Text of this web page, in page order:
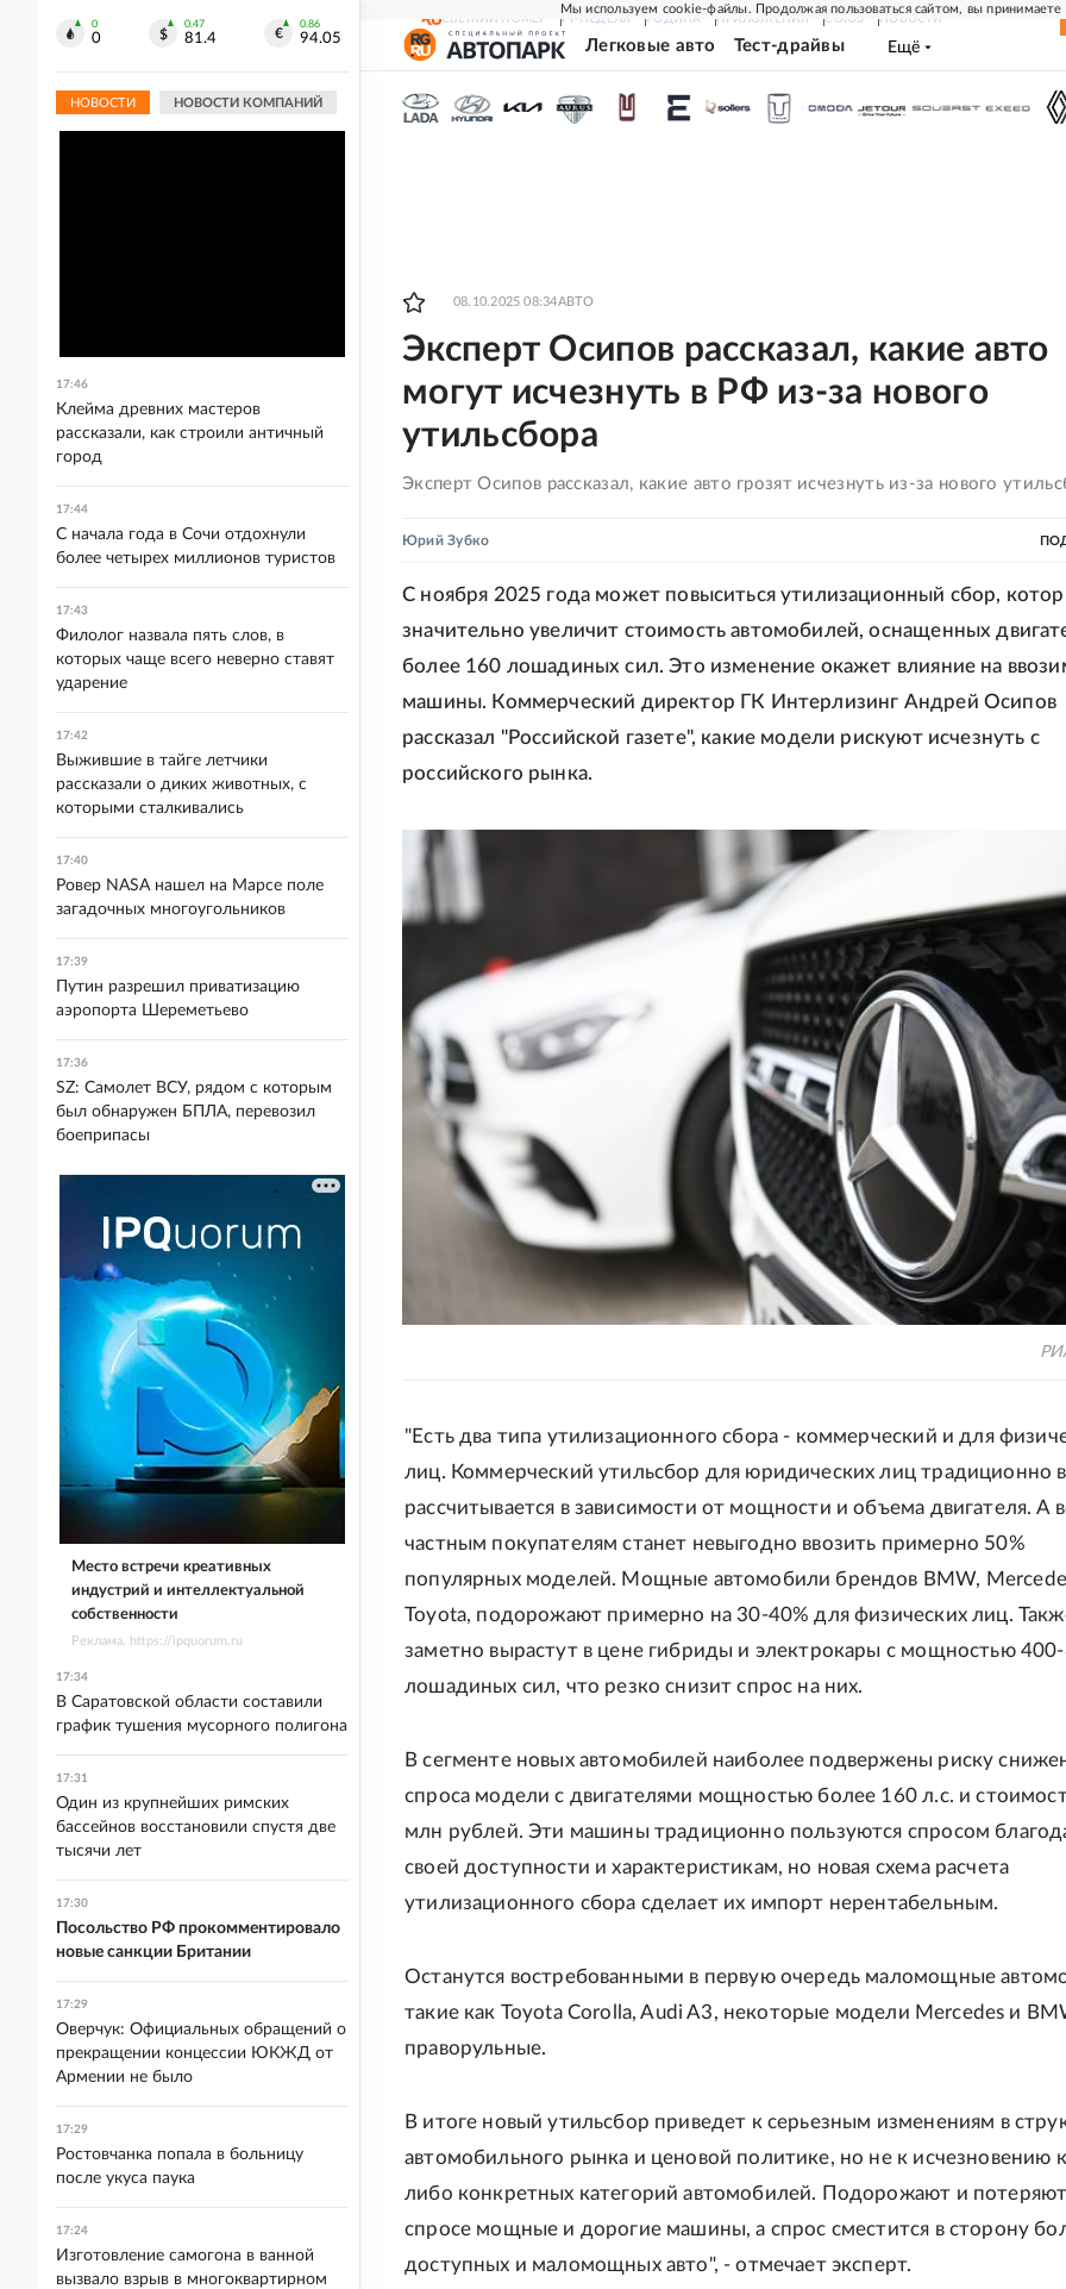
Мы используем cookie-файлы. Продолжая пользоваться сайтом, вы принимаете
СВЕЖИЙ НОМЕР РГ-НЕДЕЛЯ РОДИНА ПРИЛОЖЕНИЯ СОЮЗ НОВОСТИ
Легковые авто Тест-драйвы Ещё
08.10.2025 08:34АВТО
Эксперт Осипов рассказал, какие авто
могут исчезнуть в РФ из-за нового
утильсбора
Эксперт Осипов рассказал, какие авто грозят исчезнуть из-за нового
Юрий Зубко
С ноября 2025 года может повыситься утилизационный сбор,
значительно увеличит стоимость автомобилей, оснащенных
более 160 лошадиных сил. Это изменение окажет влияние на
машины. Коммерческий директор ГК Интерлизинг Андрей Осипов
рассказал "Российской газете", какие модели рискуют исчезнуть с
российского рынка.
"Есть два типа утилизационного сбора - коммерческий и для
лиц. Коммерческий утильсбор для юридических лиц традиционно
рассчитывается в зависимости от мощности и объема двигателя. А
частным покупателям станет невыгодно ввозить примерно 50%
популярных моделей. Мощные автомобили брендов BMW,
Toyota, подорожают примерно на 30-40% для физических лиц.
заметно вырастут в цене гибриды и электрокары с мощностью
лошадиных сил, что резко снизит спрос на них.
В сегменте новых автомобилей наиболее подвержены риску
спроса модели с двигателями мощностью более 160 л.с. и
млн рублей. Эти машины традиционно пользуются спросом
своей доступности и характеристикам, но новая схема расчета
утилизационного сбора сделает их импорт нерентабельным.
Останутся востребованными в первую очередь маломощные
такие как Toyota Corolla, Audi A3, некоторые модели Mercedes и
праворульные.
В итоге новый утильсбор приведет к серьезным изменениям в
автомобильного рынка и ценовой политике, но не к исчезновению
либо конкретных категорий автомобилей. Подорожают и
спросе мощные и дорогие машины, а спрос сместится в сторону
доступных и маломощных авто", - отмечает эксперт.
0
0
0.47
81.4
0.86
94.05
НОВОСТИ НОВОСТИ КОМПАНИЙ
17:46
Клейма древних мастеров
рассказали, как строили античный
город
17:44
С начала года в Сочи отдохнули
более четырех миллионов туристов
17:43
Филолог назвала пять слов, в
которых чаще всего неверно ставят
ударение
17:42
Выжившие в тайге летчики
рассказали о диких животных, с
которыми сталкивались
17:40
Ровер NASA нашел на Марсе поле
загадочных многоугольников
17:39
Путин разрешил приватизацию
аэропорта Шереметьево
17:36
SZ: Самолет ВСУ, рядом с которым
был обнаружен БПЛА, перевозил
боеприпасы
Место встречи креативных
индустрий и интеллектуальной
собственности
Реклама. https://ipquorum.ru
17:34
В Саратовской области составили
график тушения мусорного полигона
17:31
Один из крупнейших римских
бассейнов восстановили спустя две
тысячи лет
17:30
Посольство РФ прокомментировало
новые санкции Британии
17:29
Оверчук: Официальных обращений о
прекращении концессии ЮКЖД от
Армении не было
17:29
Ростовчанка попала в больницу
после укуса паука
17:24
Изготовление самогона в ванной
вызвало взрыв в многоквартирном